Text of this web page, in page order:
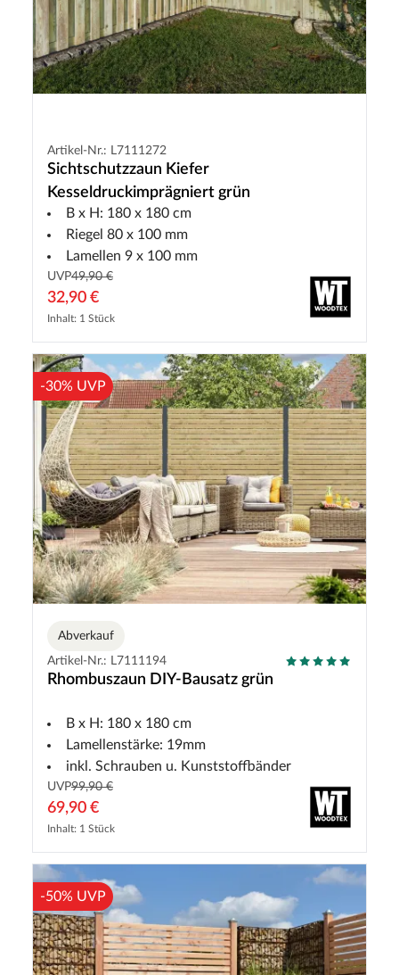
Artikel-Nr.: L7111272
Sichtschutzzaun Kiefer
Kesseldruckimprägniert grün
B x H: 180 x 180 cm
Riegel 80 x 100 mm
Lamellen 9 x 100 mm
UVP49,90 €
32,90 €
Inhalt: 1 Stück
-30% UVP
Abverkauf
Artikel-Nr.: L7111194
Rhombuszaun DIY-Bausatz grün
B x H: 180 x 180 cm
Lamellenstärke: 19mm
inkl. Schrauben u. Kunststoffbänder
UVP99,90 €
69,90 €
Inhalt: 1 Stück
-50% UVP